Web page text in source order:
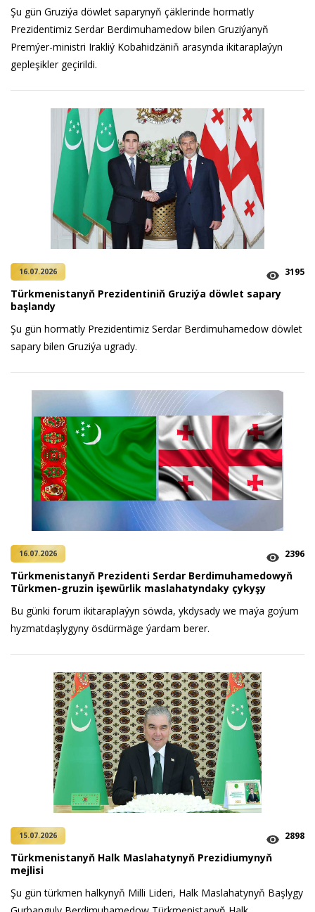
Şu gün Gruziýa döwlet saparynyň çäklerinde hormatly
Prezidentimiz Serdar Berdimuhamedow bilen Gruziýanyň
Premýer-ministri Irakliý Kobahidzäniň arasynda ikitaraplaýyn
gepleşikler geçirildi.
16.07.2026 3195
Türkmenistanyň Prezidentiniň Gruziýa döwlet sapary
başlandy
Şu gün hormatly Prezidentimiz Serdar Berdimuhamedow döwlet
sapary bilen Gruziýa ugrady.
16.07.2026 2396
Türkmenistanyň Prezidenti Serdar Berdimuhamedowyň
Türkmen-gruzin işewürlik maslahatyndaky çykyşy
Bu günki forum ikitaraplaýyn söwda, ykdysady we maýa goýum
hyzmatdaşlygyny ösdürmäge ýardam berer.
15.07.2026 2898
Türkmenistanyň Halk Maslahatynyň Prezidiumynyň
mejlisi
Şu gün türkmen halkynyň Milli Lideri, Halk Maslahatynyň Başlygy